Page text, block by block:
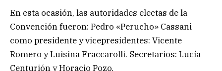
En esta ocasión, las autoridades electas de la
Convención fueron: Pedro «Perucho» Cassani
como presidente y vicepresidentes: Vicente
Romero y Luisina Fraccarolli. Secretarios: Lucía
Centurión y Horacio Pozo.